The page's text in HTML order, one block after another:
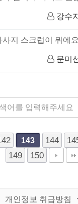
강수지
사지 스크럽이 뭐에
문미
143 144
149
150
개인정보 취급방침